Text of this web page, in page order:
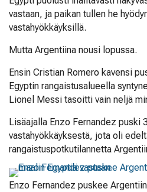
vastaan, ja paikan tullen he
vastahyökkäyksillä.
Mutta Argentiina nousi lopussa.
Ensin Cristian Romero kavensi
Egyptin rangaistusalueella
Lionel Messi tasoitti vain neljä
Lisäajalla Enzo Fernandez puski
vastahyökkäyksestä, jota oli
rangaistuspotkutilannetta
Enzo Fernandez puskee